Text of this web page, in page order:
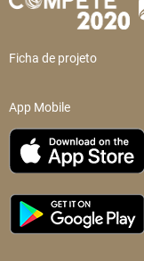
Ficha de projeto
App Mobile